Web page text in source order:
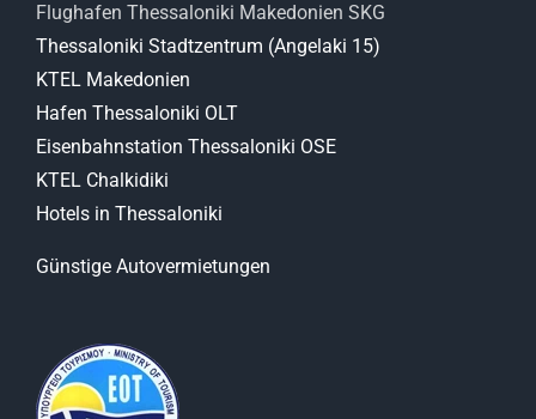
Flughafen Thessaloniki Makedonien SKG
Thessaloniki Stadtzentrum (Angelaki 15)
KTEL Makedonien
Hafen Thessaloniki OLT
Eisenbahnstation Thessaloniki OSE
KTEL Chalkidiki
Hotels in Thessaloniki
Günstige Autovermietungen